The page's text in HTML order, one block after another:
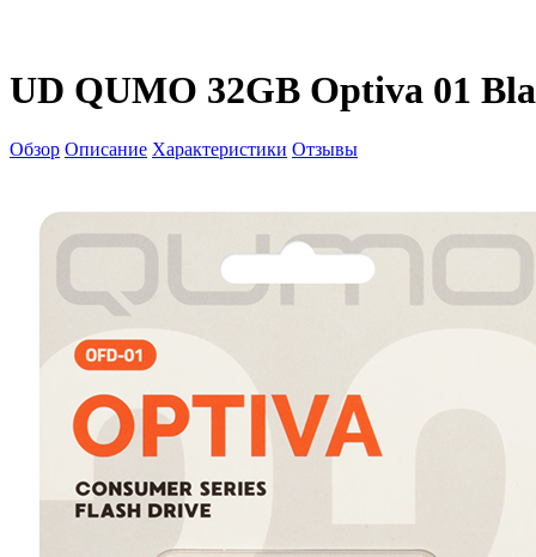
UD QUMO 32GB Optiva 01
Обзор Описание Характеристики Отзывы